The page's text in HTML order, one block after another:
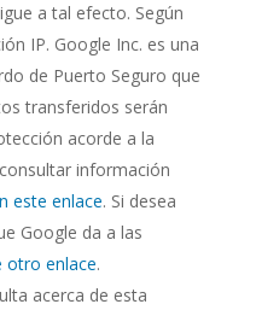
a tal efecto. Según
IP. Google Inc. es una
de Puerto Seguro que
transferidos serán
acorde a la
información
este enlace. Si desea
Google da a las
otro enlace.
acerca de esta